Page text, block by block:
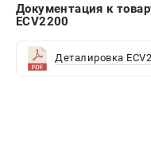
+7
Документация к
ECV2200
Деталировка